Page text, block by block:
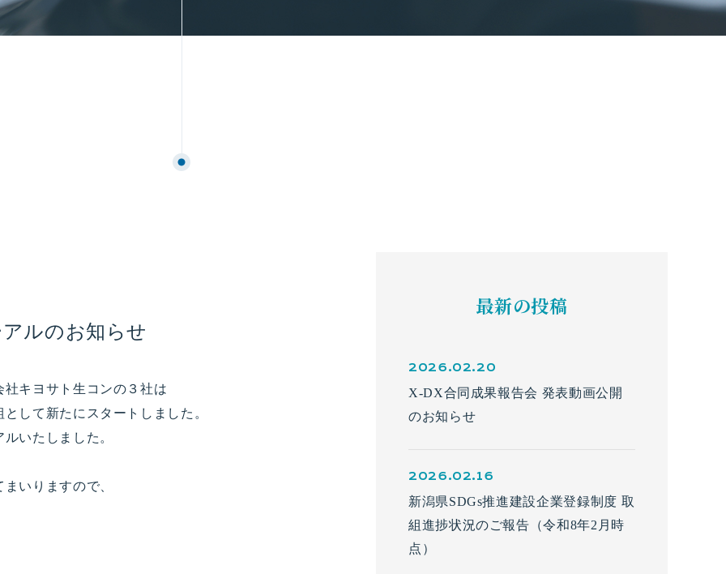
ルのお知らせ
キヨサト生コンの３社は
して新たにスタートしました。
いたしました。
いりますので、
最新の投稿
X-DX合同成果報告会 発表動画公開
のお知らせ
2026.02.20
新潟県SDGs推進建設企業登録制度 取
組進捗状況のご報告（令和8年2月時
点）
2026.02.16